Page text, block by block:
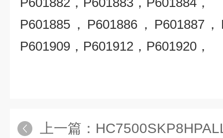
P601885，P601886，P601887
P601909，P601912，P601920，
上一篇： HC7500SKP8HPALL颇尔